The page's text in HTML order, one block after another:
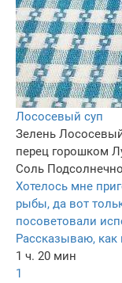
Лососевый суп
Зелень
перец горошком
Соль
Хотелось мне
рыбы, да вот
посоветовали
Рассказываю, как
1 ч. 20 мин
1